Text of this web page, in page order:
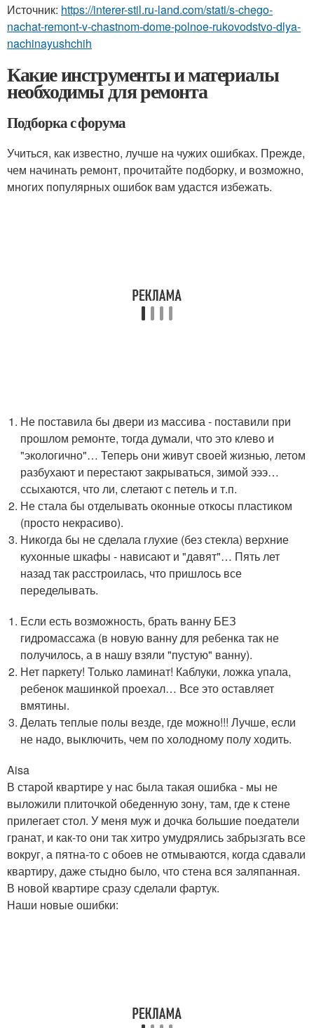
Источник: https://interer-stil.ru-land.com/stati/s-chego-
nachat-remont-v-chastnom-dome-polnoe-rukovodstvo-dlya-
nachinayushchih
Какие инструменты и материалы
необходимы для ремонта
Подборка с форума
Учиться, как известно, лучше на чужих ошибках. Прежде,
чем начинать ремонт, прочитайте подборку, и возможно,
многих популярных ошибок вам удастся избежать.
Не поставила бы двери из массива - поставили при
прошлом ремонте, тогда думали, что это клево и
"экологично"… Теперь они живут своей жизнью, летом
разбухают и перестают закрываться, зимой эээ…
ссыхаются, что ли, слетают с петель и т.п.
Не стала бы отделывать оконные откосы пластиком
(просто некрасиво).
Никогда бы не сделала глухие (без стекла) верхние
кухонные шкафы - нависают и "давят"… Пять лет
назад так расстроилась, что пришлось все
переделывать.
Если есть возможность, брать ванну БЕЗ
гидромассажа (в новую ванну для ребенка так не
получилось, а в нашу взяли "пустую" ванну).
Нет паркету! Только ламинат! Каблуки, ложка упала,
ребенок машинкой проехал… Все это оставляет
вмятины.
Делать теплые полы везде, где можно!!! Лучше, если
не надо, выключить, чем по холодному полу ходить.
Aisa
В старой квартире у нас была такая ошибка - мы не
выложили плиточкой обеденную зону, там, где к стене
прилегает стол. У меня муж и дочка большие поедатели
гранат, и как-то они так хитро умудрялись забрызгать все
вокруг, а пятна-то с обоев не отмываются, когда сдавали
квартиру, даже стыдно было, что стена вся заляпанная.
В новой квартире сразу сделали фартук.
Наши новые ошибки: